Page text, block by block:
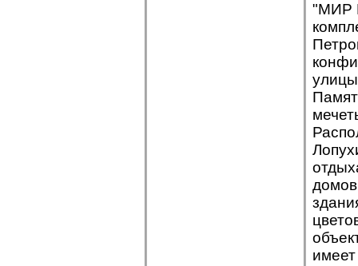
"МИР